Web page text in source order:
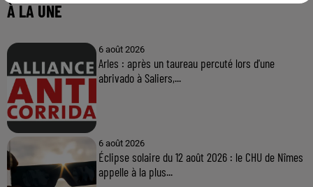
À LA UNE
6 août 2026
Arles : après un taureau percuté lors d'une
abrivado à Saliers,...
6 août 2026
Éclipse solaire du 12 août 2026 : le CHU de Nîmes
appelle à la plus...